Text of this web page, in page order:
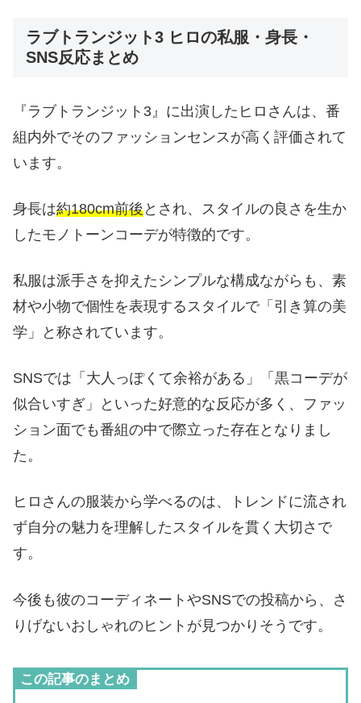
ラブトランジット3 ヒロの私服・身長・
SNS反応まとめ
『ラブトランジット3』に出演したヒロさんは、番
組内外でそのファッションセンスが高く評価されて
います。
身長は約180cm前後とされ、スタイルの良さを生か
したモノトーンコーデが特徴的です。
私服は派手さを抑えたシンプルな構成ながらも、素
材や小物で個性を表現するスタイルで「引き算の美
学」と称されています。
SNSでは「大人っぽくて余裕がある」「黒コーデが
似合いすぎ」といった好意的な反応が多く、ファッ
ション面でも番組の中で際立った存在となりまし
た。
ヒロさんの服装から学べるのは、トレンドに流され
ず自分の魅力を理解したスタイルを貫く大切さで
す。
今後も彼のコーディネートやSNSでの投稿から、さ
りげないおしゃれのヒントが見つかりそうです。
この記事のまとめ